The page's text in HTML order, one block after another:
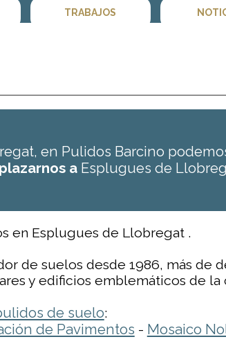
TRABAJOS
en Pulidos Barcino
a Esplugues de
en Esplugues de Llobregat .
de suelos desde 1986, más de
y edificios emblemáticos de la
de suelo:
de Pavimentos - Mosaico